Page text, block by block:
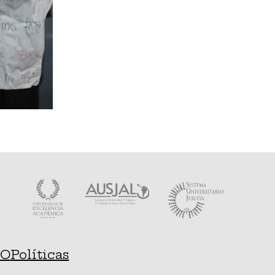
Políticas